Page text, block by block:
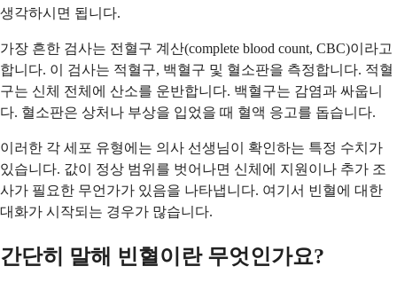
생각하시면 됩니다.
가장 흔한 검사는 전혈구 계산(complete blood count, CBC)이라고
합니다. 이 검사는 적혈구, 백혈구 및 혈소판을 측정합니다. 적혈
구는 신체 전체에 산소를 운반합니다. 백혈구는 감염과 싸웁니
다. 혈소판은 상처나 부상을 입었을 때 혈액 응고를 돕습니다.
이러한 각 세포 유형에는 의사 선생님이 확인하는 특정 수치가
있습니다. 값이 정상 범위를 벗어나면 신체에 지원이나 추가 조
사가 필요한 무언가가 있음을 나타냅니다. 여기서 빈혈에 대한
대화가 시작되는 경우가 많습니다.
간단히 말해 빈혈이란 무엇인가요?